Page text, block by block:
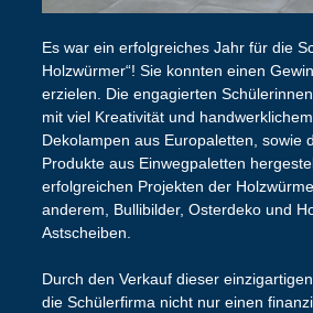
Es war ein erfolgreiches Jahr für die
Holzwürmer“! Sie konnten einen
erzielen. Die engagierten
mit viel Kreativität und
Dekolampen aus Europaletten, sowie
Produkte aus Einwegpaletten
erfolgreichen Projekten der
anderem, Bullibilder, Osterdeko und
Astscheiben.
Durch den Verkauf dieser
die Schülerfirma nicht nur einen